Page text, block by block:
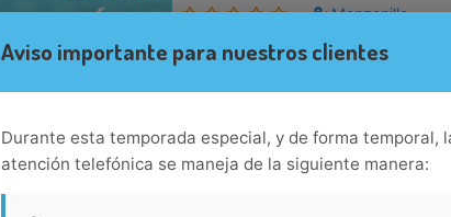
Manzanillo
Sierra Mar All Inclusive at Tesoro
servicio de spa, estacionamiento
hrs.Necesitas saber: Mascotas: no se
Ver
Aviso importante para nuestros clientes
Durante esta temporada especial, y de forma temporal,
atención telefónica se maneja de la siguiente manera: